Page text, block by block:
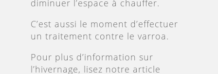
diminuer l’espace à chauffer.
C’est aussi le moment d’effectuer
un traitement contre le varroa.
Pour plus d’information sur
l’hivernage, lisez notre article